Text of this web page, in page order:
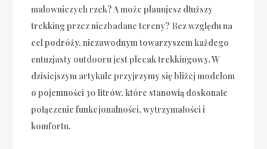
malowniczych rzek? A może planujesz dłuższy
trekking przez niezbadane tereny? Bez względu na
cel podróży, niezawodnym towarzyszem każdego
entuzjasty outdooru jest plecak trekkingowy. W
dzisiejszym artykule przyjrzymy się bliżej modelom
o pojemności 30 litrów, które stanowią doskonałe
połączenie funkcjonalności, wytrzymałości i
komfortu.